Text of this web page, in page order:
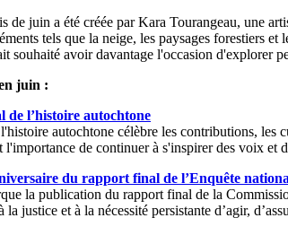
de juin a été créée par Kara Tourangeau, une
tels que la neige, les paysages forestiers
souhaité avoir davantage l'occasion d'explorer
juin :
de l’histoire autochtone
autochtone célèbre les contributions, les
l'importance de continuer à s'inspirer des voix et
du rapport final de l’Enquête
la publication du rapport final de la
justice et à la nécessité persistante d’agir,